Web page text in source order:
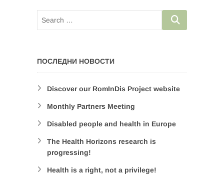
ПОСЛЕДНИ НОВОСТИ
Discover our RomInDis Project website
Monthly Partners Meeting
Disabled people and health in Europe
The Health Horizons research is
progressing!
Health is a right, not a privilege!